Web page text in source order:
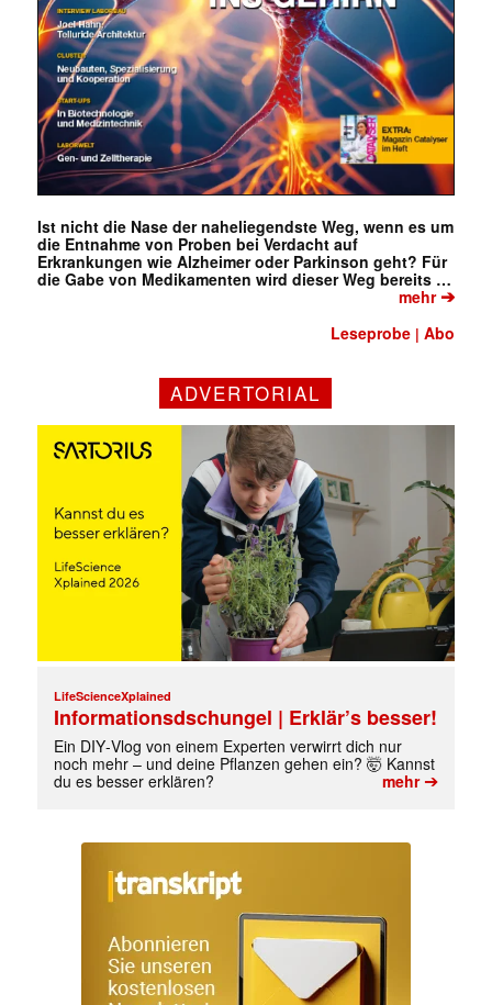
Ist nicht die Nase der naheliegendste Weg, wenn es um
die Entnahme von Proben bei Verdacht auf
Erkrankungen wie Alzheimer oder Parkinson geht? Für
die Gabe von Medikamenten wird dieser Weg bereits …
mehr➔
Leseprobe |Abo
ADVERTORIAL
LifeScienceXplained
Informationsdschungel | Erklär’s besser!
Ein DIY‑Vlog von einem Experten verwirrt dich nur
noch mehr – und deine Pflanzen gehen ein? 🤯 Kannst
du es besser erklären?
mehr➔